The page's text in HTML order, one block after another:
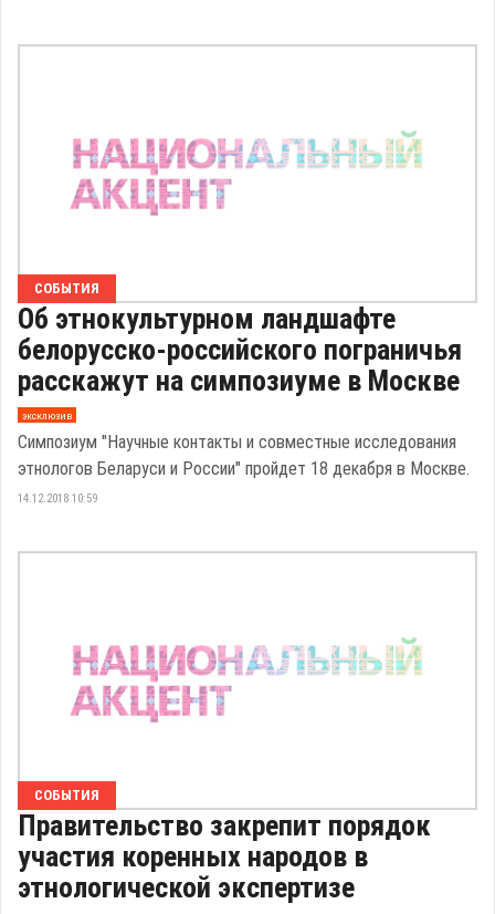
СОБЫТИЯ
Об этнокультурном ландшафте
белорусско-российского пограничья
расскажут на симпозиуме в Москве
эксклюзив
Симпозиум "Научные контакты и совместные исследования
этнологов Беларуси и России" пройдет 18 декабря в Москве.
14.12.2018 10:59
СОБЫТИЯ
Правительство закрепит порядок
участия коренных народов в
этнологической экспертизе